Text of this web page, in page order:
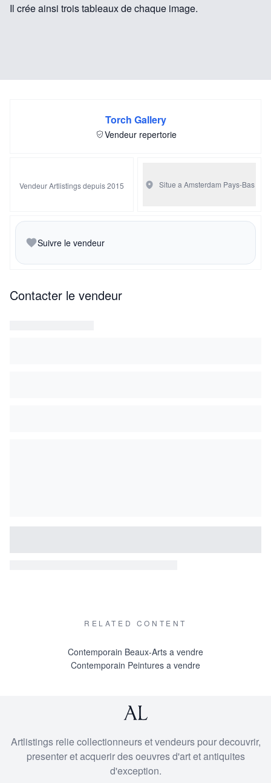
Il crée ainsi trois tableaux de chaque image.
Torch Gallery
Vendeur repertorie
Vendeur Artlistings depuis 2015 Situe a Amsterdam Pays-Bas
Suivre le vendeur
Contacter le vendeur
RELATED CONTENT
Contemporain Beaux-Arts a vendre
Contemporain Peintures a vendre
Artlistings relie collectionneurs et vendeurs pour decouvrir,
presenter et acquerir des oeuvres d'art et antiquites
d'exception.